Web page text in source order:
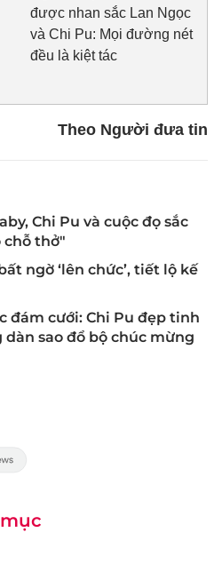
được nhan sắc Lan Ngọc
và Chi Pu: Mọi đường nét
đều là kiệt tác
Theo Người đưa tin
Chi Pu và cuộc đọ sắc
chỗ thở"
ngờ ‘lên chức’, tiết lộ kế
đám cưới: Chi Pu đẹp tinh
dàn sao đổ bộ chúc mừng